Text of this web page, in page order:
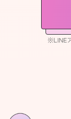
※LINE